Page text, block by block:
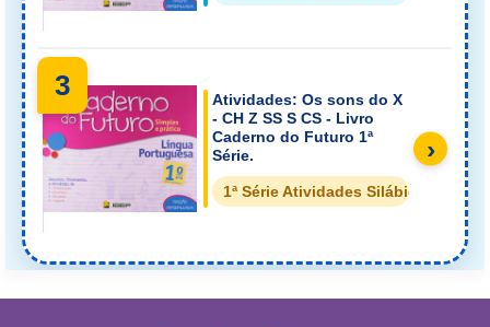
3
Atividades: Os sons do X
- CH Z SS S CS - Livro
Caderno do Futuro 1ª
Série.
1ª Série Atividades Silábicas
›